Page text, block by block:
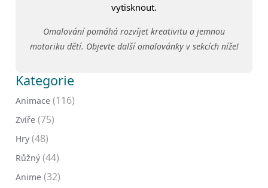
vytisknout.
Omalování pomáhá rozvíjet kreativitu a jemnou
motoriku dětí. Objevte další omalovánky v sekcích níže!
Kategorie
Animace (116)
Zvíře (75)
Hry (48)
Růžný (44)
Anime (32)